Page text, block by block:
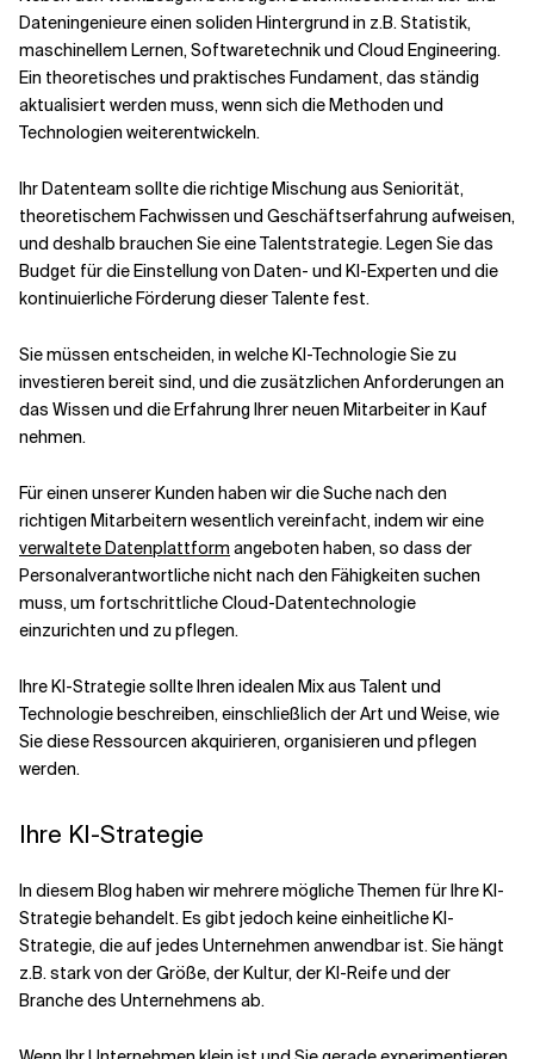
Dateningenieure einen soliden Hintergrund in z.B. Statistik,
maschinellem Lernen, Softwaretechnik und Cloud Engineering.
Ein theoretisches und praktisches Fundament, das ständig
aktualisiert werden muss, wenn sich die Methoden und
Technologien weiterentwickeln.
Ihr Datenteam sollte die richtige Mischung aus Seniorität,
theoretischem Fachwissen und Geschäftserfahrung aufweisen,
und deshalb brauchen Sie eine Talentstrategie. Legen Sie das
Budget für die Einstellung von Daten- und KI-Experten und die
kontinuierliche Förderung dieser Talente fest.
Sie müssen entscheiden, in welche KI-Technologie Sie zu
investieren bereit sind, und die zusätzlichen Anforderungen an
das Wissen und die Erfahrung Ihrer neuen Mitarbeiter in Kauf
nehmen.
Für einen unserer Kunden haben wir die Suche nach den
richtigen Mitarbeitern wesentlich vereinfacht, indem wir eine
verwaltete Datenplattform angeboten haben, so dass der
Personalverantwortliche nicht nach den Fähigkeiten suchen
muss, um fortschrittliche Cloud-Datentechnologie
einzurichten und zu pflegen.
Ihre KI-Strategie sollte Ihren idealen Mix aus Talent und
Technologie beschreiben, einschließlich der Art und Weise, wie
Sie diese Ressourcen akquirieren, organisieren und pflegen
werden.
Ihre KI-Strategie
In diesem Blog haben wir mehrere mögliche Themen für Ihre KI-
Strategie behandelt. Es gibt jedoch keine einheitliche KI-
Strategie, die auf jedes Unternehmen anwendbar ist. Sie hängt
z.B. stark von der Größe, der Kultur, der KI-Reife und der
Branche des Unternehmens ab.